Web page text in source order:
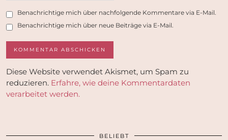
Benachrichtige mich über nachfolgende Kommentare via E-Mail.
Benachrichtige mich über neue Beiträge via E-Mail.
Diese Website verwendet Akismet, um Spam zu
reduzieren. Erfahre, wie deine Kommentardaten
verarbeitet werden.
BELIEBT